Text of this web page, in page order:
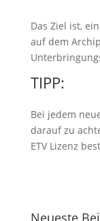
Das Ziel ist,
auf dem
TIPP:
Bei jedem
darauf zu
ETV Lizenz
Neueste